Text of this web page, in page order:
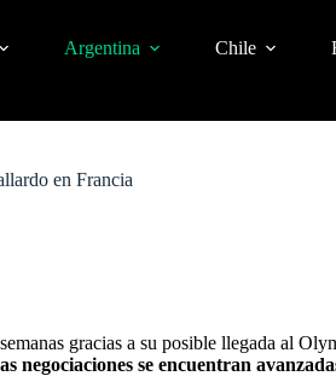
Argentina Chile
en Francia
gracias a su posible llegada al
negociaciones se encuentran